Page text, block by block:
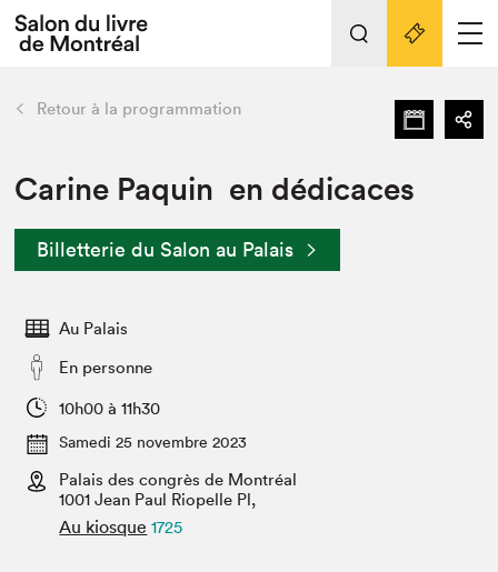
Espace exposant⋅e⋅s
Espace enseignant·e·s
Espace médias
L'événement
Préparer sa visite au Salon
Actualités
SLM PRO
retour Nos activités
Préparer sa visite
Salon dans la ville et en ligne
Projets partenaires
Liens pratiques
Retour à la programmation
Carine Paquin en dédicaces
Billetterie du Salon au Palais
Au Palais
En personne
10h00 à 11h30
Samedi 25 novembre 2023
Palais des congrès de Montréal
1001 Jean Paul Riopelle Pl,
Au kiosque 1725